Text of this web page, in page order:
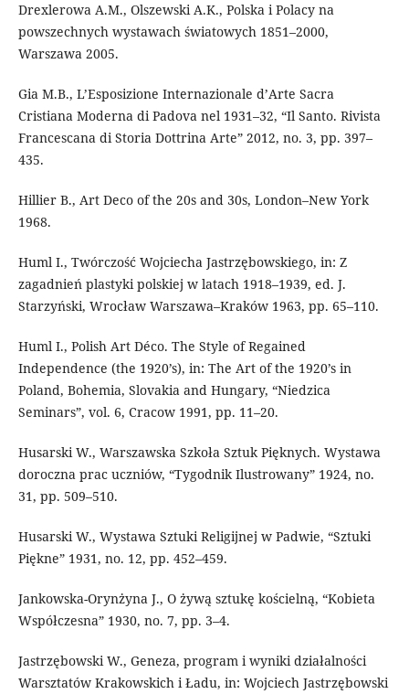
Drexlerowa A.M., Olszewski A.K., Polska i Polacy na
powszechnych wystawach światowych 1851–2000,
Warszawa 2005.
Gia M.B., L’Esposizione Internazionale d’Arte Sacra
Cristiana Moderna di Padova nel 1931–32, “Il Santo. Rivista
Francescana di Storia Dottrina Arte” 2012, no. 3, pp. 397–
435.
Hillier B., Art Deco of the 20s and 30s, London–New York
1968.
Huml I., Twórczość Wojciecha Jastrzębowskiego, in: Z
zagadnień plastyki polskiej w latach 1918–1939, ed. J.
Starzyński, Wrocław Warszawa–Kraków 1963, pp. 65–110.
Huml I., Polish Art Déco. The Style of Regained
Independence (the 1920’s), in: The Art of the 1920’s in
Poland, Bohemia, Slovakia and Hungary, “Niedzica
Seminars”, vol. 6, Cracow 1991, pp. 11–20.
Husarski W., Warszawska Szkoła Sztuk Pięknych. Wystawa
doroczna prac uczniów, “Tygodnik Ilustrowany” 1924, no.
31, pp. 509–510.
Husarski W., Wystawa Sztuki Religijnej w Padwie, “Sztuki
Piękne” 1931, no. 12, pp. 452–459.
Jankowska-Orynżyna J., O żywą sztukę kościelną, “Kobieta
Współczesna” 1930, no. 7, pp. 3–4.
Jastrzębowski W., Geneza, program i wyniki działalności
Warsztatów Krakowskich i Ładu, in: Wojciech Jastrzębowski